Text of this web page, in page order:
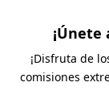
¡Únete
¡Disfruta de
comisiones